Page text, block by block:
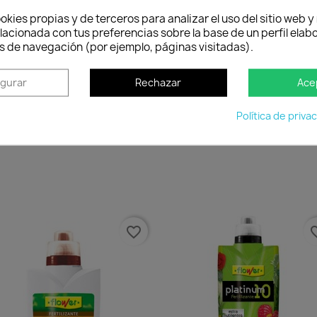
Política de entrega
favorite_border
propias y de terceros para analizar el uso del sitio web
con tus preferencias sobre la base de un perfil
de navegación (por ejemplo, páginas visitadas).
Rechazar
Política de